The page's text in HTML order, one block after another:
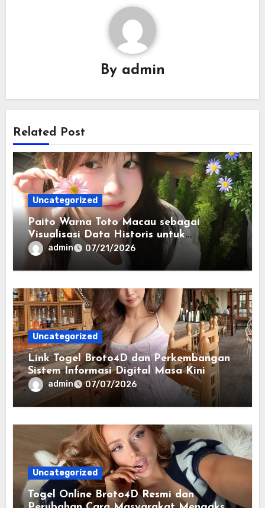
By admin
Related Post
Uncategorized
Paito Warna Toto Macau sebagai
Visualisasi Data Historis untuk
Memahami Informasi Secara Lebih
Terstruktur
admin 07/21/2026
Uncategorized
Link Togel Broto4D dan Perkembangan
Sistem Informasi Digital Masa Kini
admin 07/07/2026
Uncategorized
Togel Online Broto4D Resmi dan